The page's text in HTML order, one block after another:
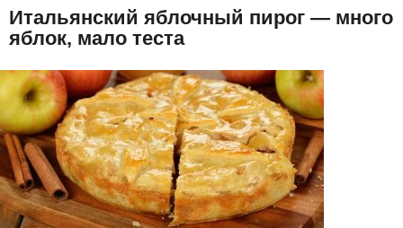
Итальянский яблочный пирог — много
яблок, мало теста